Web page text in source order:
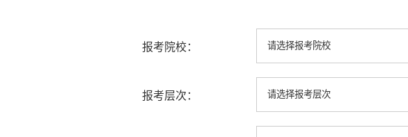
报考院校：
报考层次：